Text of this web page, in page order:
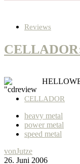
Reviews
CELLADOR
heavy metal
power metal
speed metal
vonJutze
26. Juni 2006